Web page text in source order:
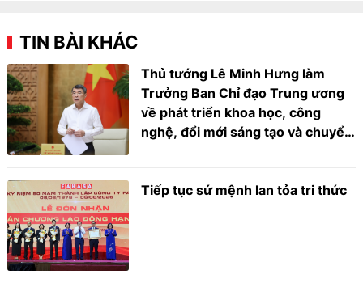
TIN BÀI KHÁC
Thủ tướng Lê Minh Hưng làm
Trưởng Ban Chỉ đạo Trung ương
về phát triển khoa học, công
nghệ, đổi mới sáng tạo và chuyển
Tiếp tục sứ mệnh lan tỏa tri thức